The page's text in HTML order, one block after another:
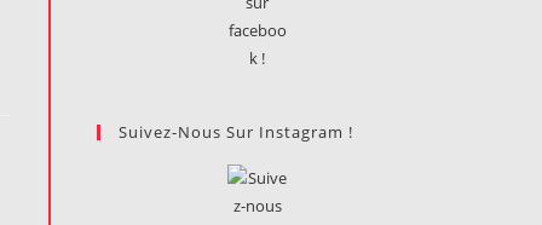
Suivez-Nous Sur Instagram !